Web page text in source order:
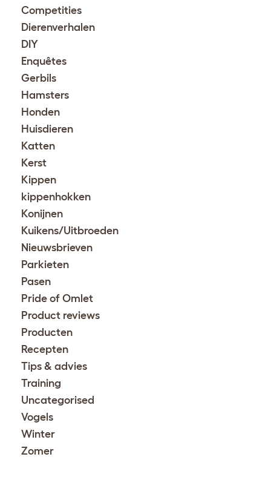
Competities
Dierenverhalen
DIY
Enquêtes
Gerbils
Hamsters
Honden
Huisdieren
Katten
Kerst
Kippen
kippenhokken
Konijnen
Kuikens/Uitbroeden
Nieuwsbrieven
Parkieten
Pasen
Pride of Omlet
Product reviews
Producten
Recepten
Tips & advies
Training
Uncategorised
Vogels
Winter
Zomer